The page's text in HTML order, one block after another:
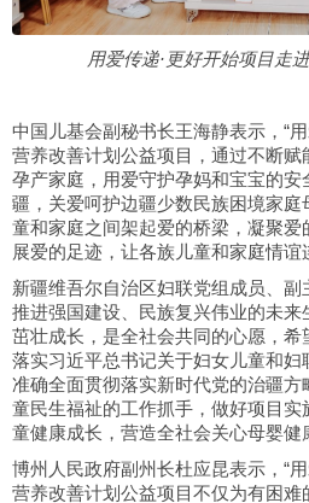
用爱传递·更好开始项目走
中国儿基会副秘书长王海静表示，“
营养改善计划公益项目，通过不断
孕产家庭，用爱守护孕妈和宝宝的
疆，关爱呵护边疆少数民族困境家
童和家庭之间架起爱的桥梁，凝聚
展爱的足迹，让各族儿童和家庭情谊
新疆维吾尔自治区妇联党组成员、
推进强国建设、民族复兴伟业的未
茁壮成长，是全社会共同的心愿，
落实习近平总书记关于妇女儿童和
准确全面贯彻落实新时代党的治疆
童民生福祉的工作抓手，做好项目
童健康成长，营造全社会关心母婴健
博州人民政府副州长杜应昆表示，“
营养改善计划公益项目不仅为有困难